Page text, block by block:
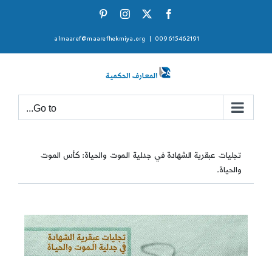
Facebook
X
Instagram
009615462191
almaaref@maarefhekmiya.org
Go to...
تجليات عبقرية الشهادة في جدلية الموت والحياة: كأس الموت
والحياة.